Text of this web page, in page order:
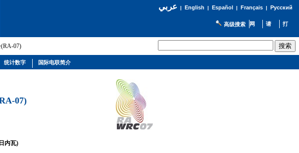
عربي| English | Español | Français| Русский
高级搜索
07)
07)
内瓦)
统计数字 国际电联简介